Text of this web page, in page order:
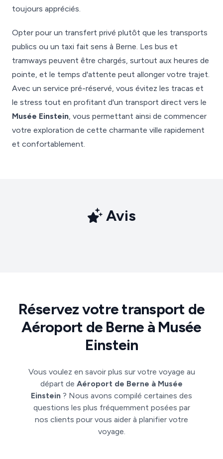
toujours appréciés.
Opter pour un transfert privé plutôt que les transports
publics ou un taxi fait sens à Berne. Les bus et
tramways peuvent être chargés, surtout aux heures de
pointe, et le temps d'attente peut allonger votre trajet.
Avec un service pré-réservé, vous évitez les tracas et
le stress tout en profitant d'un transport direct vers le
Musée Einstein, vous permettant ainsi de commencer
votre exploration de cette charmante ville rapidement
et confortablement.
Avis
Réservez votre transport de
Aéroport de Berne à Musée
Einstein
Vous voulez en savoir plus sur votre voyage au
départ de Aéroport de Berne à Musée
Einstein ? Nous avons compilé certaines des
questions les plus fréquemment posées par
nos clients pour vous aider à planifier votre
voyage.